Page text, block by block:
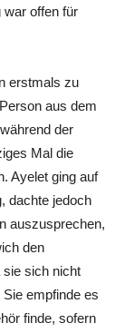
war offen für
erstmals zu
aus dem
der
Mal die
Ayelet ging auf
dachte jedoch
auszusprechen,
den
sie sich nicht
empfinde es
finde, sofern